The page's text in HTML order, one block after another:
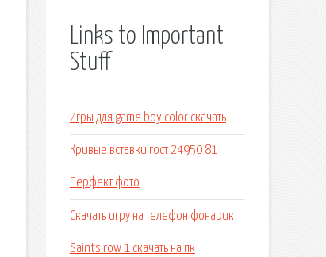
Links to Important
Stuff
Игры для game boy color скачать
Кривые вставки гост 24950 81
Перфект фото
Скачать игру на телефон фонарик
Saints row 1 скачать на пк